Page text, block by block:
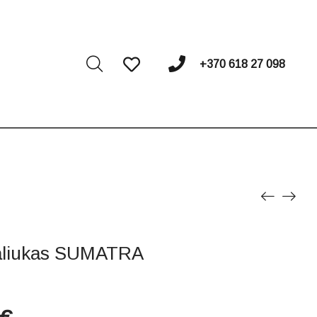
+370 618 27 098
SUMATRA